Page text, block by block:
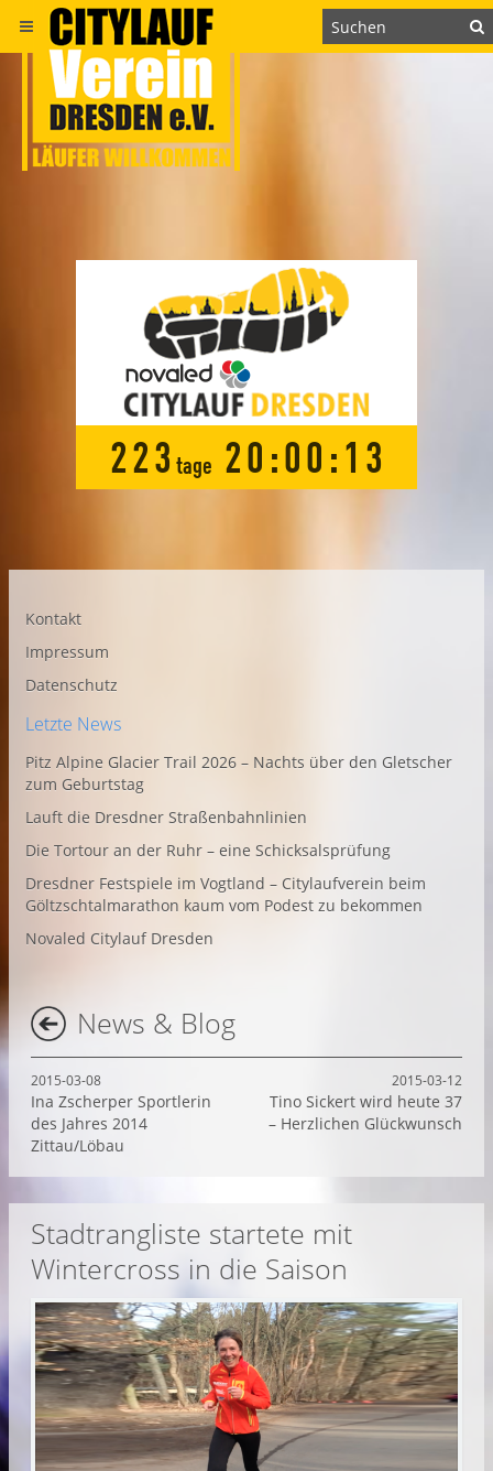
223 tage 20 :00 : 1 3
Kontakt
Impressum
Datenschutz
Letzte News
Pitz Alpine Glacier Trail 2026 – Nachts über den Gletscher
zum Geburtstag
Lauft die Dresdner Straßenbahnlinien
Die Tortour an der Ruhr – eine Schicksalsprüfung
Dresdner Festspiele im Vogtland – Citylaufverein beim
Göltzschtalmarathon kaum vom Podest zu bekommen
Novaled Citylauf Dresden
News & Blog
2015-03-12
Tino Sickert wird heute 37
– Herzlichen Glückwunsch
2015-03-08
Ina Zscherper Sportlerin
des Jahres 2014
Zittau/Löbau
Stadtrangliste startete mit
Wintercross in die Saison